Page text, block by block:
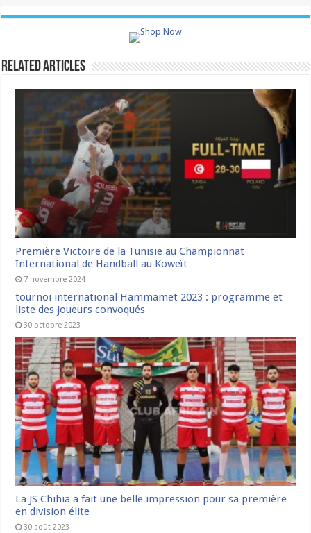
Related Articles
Première Victoire de la Tunisie au Championnat
International de Handball au Koweït
7 novembre 2024
tournoi international Hammamet 2023 : programme et
liste des joueurs convoqués
30 octobre 2023
La JS Chihia a fait une belle impression pour sa première
en division élite
30 août 2023